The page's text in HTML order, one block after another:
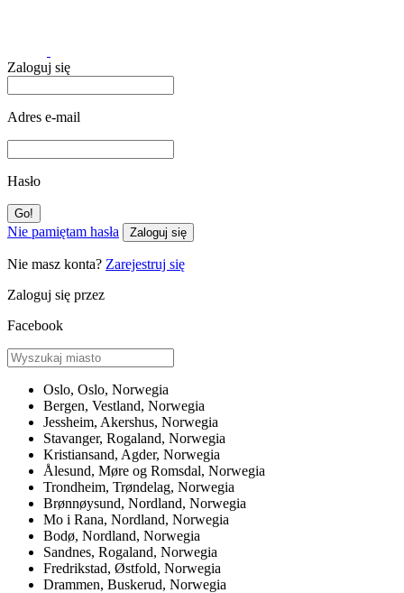
Zaloguj się
Adres e-mail
Hasło
Nie pamiętam hasła Zaloguj się
Nie masz konta? Zarejestruj się
Zaloguj się przez
Facebook
Oslo, Oslo, Norwegia
Bergen, Vestland, Norwegia
Jessheim, Akershus, Norwegia
Stavanger, Rogaland, Norwegia
Kristiansand, Agder, Norwegia
Ålesund, Møre og Romsdal, Norwegia
Trondheim, Trøndelag, Norwegia
Brønnøysund, Nordland, Norwegia
Mo i Rana, Nordland, Norwegia
Bodø, Nordland, Norwegia
Sandnes, Rogaland, Norwegia
Fredrikstad, Østfold, Norwegia
Drammen, Buskerud, Norwegia